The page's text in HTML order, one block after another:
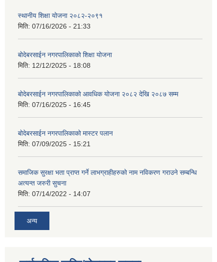
स्थानीय शिक्षा योजना २०८२-२०९१
मिति: 07/16/2026 - 21:33
बोदेबरसाईन नगरपालिकाको शिक्षा योजना
मिति: 12/12/2025 - 18:08
बोदेबरसाईन नगरपालिकाको आवधिक योजना २०८२ देखि २०८७ सम्म
मिति: 07/16/2025 - 16:45
बोदेबरसाईन नगरपालिकाको मास्टर पलान
मिति: 07/09/2025 - 15:21
समाजिक सुरक्षा भता प्राप्त गर्ने लाभग्राहीहरुको नाम नविकरण गराउने सम्बन्धि
अत्यन्त जरुरी सुचना
मिति: 07/14/2022 - 14:07
अन्य